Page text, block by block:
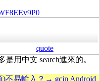
quote
用中文 search進來的。
)不易輸入？→ gcin Android